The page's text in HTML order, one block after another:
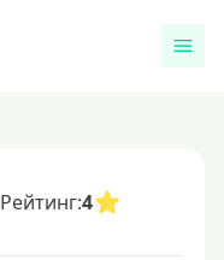
Рейтинг:4